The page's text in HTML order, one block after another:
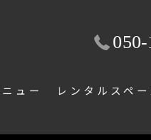
ニュー レンタルスペ